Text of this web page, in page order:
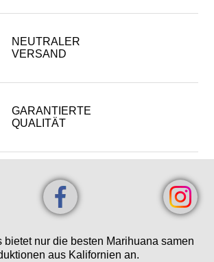
NEUTRALER
VERSAND
GARANTIERTE
QUALITÄT
bietet nur die besten Marihuana samen
aus Kalifornien an.